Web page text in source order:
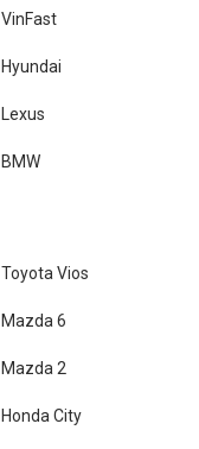
VinFast
Hyundai
Lexus
BMW
Toyota Vios
Mazda 6
Mazda 2
Honda City